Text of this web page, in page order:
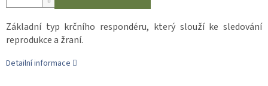
Základní typ krčního respondéru, který slouží ke sledování
reprodukce a žraní.
Detailní informace